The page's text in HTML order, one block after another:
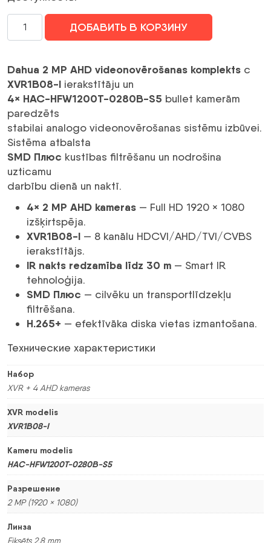
210,00 €.
Количество
Dahua
AHD
videonovērošanas
komplekts
+
4
bullet
kameras)
ДОБАВИТЬ В КОРЗИНУ
Dahua 2 MP AHD videonovērošanas komplekts с
XVR1B08-I ierakstītāju un
4× HAC-HFW1200T-0280B-S5 bullet kamerām
paredzēts
stabilai analogo videonovērošanas sistēmu izbūvei.
Sistēma atbalsta
SMD Плюс kustības filtrēšanu un nodrošina
uzticamu
darbību dienā un naktī.
4× 2 MP AHD kameras — Full HD 1920 × 1080
izšķirtspēja.
XVR1B08-I — 8 kanālu HDCVI/AHD/TVI/CVBS
ierakstītājs.
IR nakts redzamība līdz 30 m — Smart IR
tehnoloģija.
SMD Плюс — cilvēku un transportlīdzekļu
filtrēšana.
H.265+ — efektīvāka diska vietas izmantošana.
Технические характеристики
Набор
XVR + 4 AHD kameras
XVR modelis
XVR1B08-I
Kameru modelis
HAC-HFW1200T-0280B-S5
Разрешение
2 MP (1920 × 1080)
Линза
Fiksēts 2.8 mm